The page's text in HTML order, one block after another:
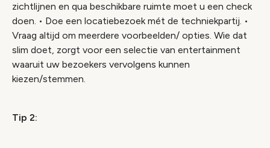
zichtlijnen en qua beschikbare ruimte moet u een check
doen. • Doe een locatiebezoek mét de techniekpartij. •
Vraag altijd om meerdere voorbeelden/ opties. Wie dat
slim doet, zorgt voor een selectie van entertainment
waaruit uw bezoekers vervolgens kunnen
kiezen/stemmen.
Tip 2: